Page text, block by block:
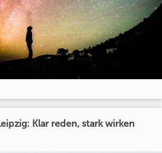
Klar reden, stark wirken